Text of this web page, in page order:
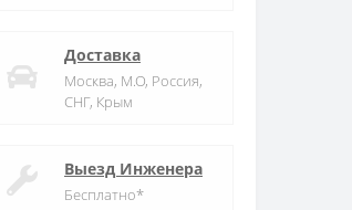
Доставка
Москва, М.О, Россия,
СНГ, Крым
Выезд Инженера
Бесплатно*